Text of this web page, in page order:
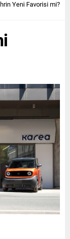
öncü
Yeni Favorisi mi?